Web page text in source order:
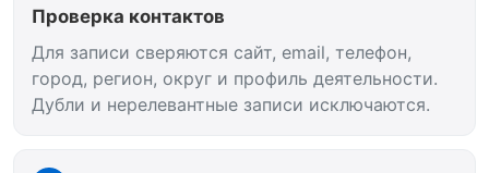
Проверка контактов
Для записи сверяются сайт, email, телефон,
город, регион, округ и профиль деятельности.
Дубли и нерелевантные записи исключаются.